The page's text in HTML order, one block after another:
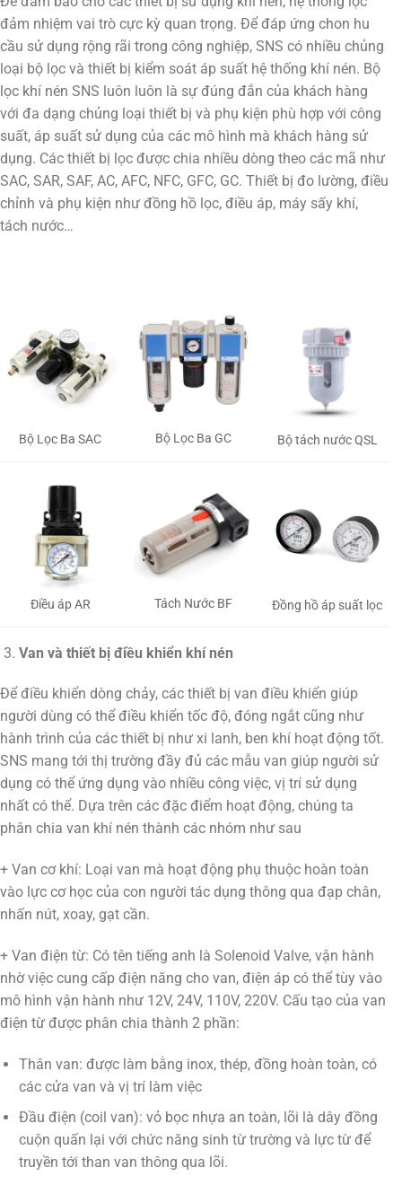
đảm nhiệm vai trò cực kỳ quan trọng. Để đáp ứng chon hu
cầu sử dụng rộng rãi trong công nghiệp, SNS có nhiều chủng
loại bộ lọc và thiết bị kiểm soát áp suất hệ thống khí nén. Bộ
lọc khí nén SNS luôn luôn là sự đúng đắn của khách hàng
với đa dạng chủng loại thiết bị và phụ kiện phù hợp với công
suất, áp suất sử dụng của các mô hình mà khách hàng sử
dụng. Các thiết bị lọc được chia nhiều dòng theo các mã như
SAC, SAR, SAF, AC, AFC, NFC, GFC, GC. Thiết bị đo lường, điều
chỉnh và phụ kiện như đồng hồ lọc, điều áp, máy sấy khí,
tách nước…
Bộ Lọc Ba SAC Bộ Lọc Ba GC Bộ tách nước QSL
Điều áp AR Tách Nước BF Đồng hồ áp suất lọc
Van và thiết bị điều khiển khí nén
Để điều khiển dòng chảy, các thiết bị van điều khiển giúp
người dùng có thể điều khiển tốc độ, đóng ngắt cũng như
hành trình của các thiết bị như xi lanh, ben khí hoạt động tốt.
SNS mang tới thị trường đầy đủ các mẫu van giúp người sử
dụng có thể ứng dụng vào nhiều công việc, vị trí sử dụng
nhất có thể. Dựa trên các đặc điểm hoạt động, chúng ta
phân chia van khí nén thành các nhóm như sau
+ Van cơ khí: Loại van mà hoạt động phụ thuộc hoàn toàn
vào lực cơ học của con người tác dụng thông qua đạp chân,
nhấn nút, xoay, gạt cần.
+ Van điện từ: Có tên tiếng anh là Solenoid Valve, vận hành
nhờ việc cung cấp điện năng cho van, điện áp có thể tùy vào
mô hình vận hành như 12V, 24V, 110V, 220V. Cấu tạo của van
điện từ được phân chia thành 2 phần:
Thân van: được làm bằng inox, thép, đồng hoàn toàn, có
các cửa van và vị trí làm việc
Đầu điện (coil van): vỏ bọc nhựa an toàn, lõi là dây đồng
cuộn quấn lại với chức năng sinh từ trường và lực từ để
truyền tới than van thông qua lõi.